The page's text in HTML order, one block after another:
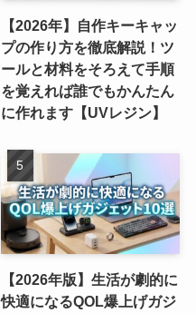
【2026年】自作キーキャッ
プの作り方を徹底解説！ツ
ールと材料をそろえて手順
を覚えれば誰でもかんたん
に作れます【UVレジン】
【2026年版】生活が劇的に
快適になるQOL爆上げガジ